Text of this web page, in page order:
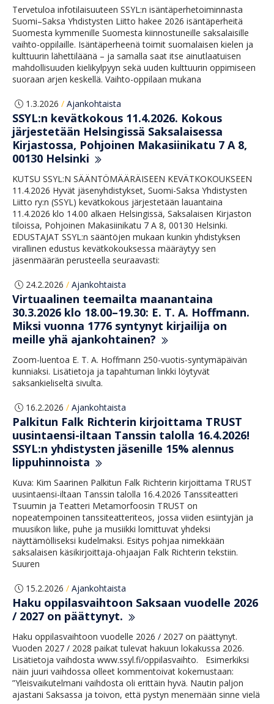
Tervetuloa infotilaisuuteen SSYL:n isäntäperhetoiminnasta
Suomi–Saksa Yhdistysten Liitto hakee 2026 isäntäperheitä
Suomesta kymmenille Suomesta kiinnostuneille saksalaisille
vaihto-oppilaille. Isäntäperheenä toimit suomalaisen kielen ja
kulttuurin lähettiläänä – ja samalla saat itse ainutlaatuisen
mahdollisuuden kielikylpyyn sekä uuden kulttuurin oppimiseen
suoraan arjen keskellä. Vaihto-oppilaan mukana
1.3.2026/ Ajankohtaista
SSYL:n kevätkokous 11.4.2026. Kokous
järjestetään Helsingissä Saksalaisessa
Kirjastossa, Pohjoinen Makasiinikatu 7 A 8,
00130 Helsinki
KUTSU SSYL:N SÄÄNTÖMÄÄRÄISEEN KEVÄTKOKOUKSEEN
11.4.2026 Hyvät jäsenyhdistykset, Suomi-Saksa Yhdistysten
Liitto ry:n (SSYL) kevätkokous järjestetään lauantaina
11.4.2026 klo 14.00 alkaen Helsingissä, Saksalaisen Kirjaston
tiloissa, Pohjoinen Makasiinikatu 7 A 8, 00130 Helsinki.
EDUSTAJAT SSYL:n sääntöjen mukaan kunkin yhdistyksen
virallinen edustus kevätkokouksessa määräytyy sen
jäsenmäärän perusteella seuraavasti:
24.2.2026/ Ajankohtaista
Virtuaalinen teemailta maanantaina
30.3.2026 klo 18.00–19.30: E. T. A. Hoffmann.
Miksi vuonna 1776 syntynyt kirjailija on
meille yhä ajankohtainen?
Zoom-luentoa E. T. A. Hoffmann 250-vuotis-syntymäpäivän
kunniaksi. Lisätietoja ja tapahtuman linkki löytyvät
saksankieliseltä sivulta.
16.2.2026/ Ajankohtaista
Palkitun Falk Richterin kirjoittama TRUST
uusintaensi-iltaan Tanssin talolla 16.4.2026!
SSYL:n yhdistysten jäsenille 15% alennus
lippuhinnoista
Kuva: Kim Saarinen Palkitun Falk Richterin kirjoittama TRUST
uusintaensi-iltaan Tanssin talolla 16.4.2026 Tanssiteatteri
Tsuumin ja Teatteri Metamorfoosin TRUST on
nopeatempoinen tanssiteatteriteos, jossa viiden esiintyjän ja
muusikon liike, puhe ja musiikki lomittuvat yhdeksi
näyttämölliseksi kudelmaksi. Esitys pohjaa nimekkään
saksalaisen käsikirjoittaja-ohjaajan Falk Richterin tekstiin.
Suuren
15.2.2026/ Ajankohtaista
Haku oppilasvaihtoon Saksaan vuodelle 2026
/ 2027 on päättynyt.
Haku oppilasvaihtoon vuodelle 2026 / 2027 on päättynyt.
Vuoden 2027 / 2028 paikat tulevat hakuun lokakussa 2026.
Lisätietoja vaihdosta www.ssyl.fi/oppilasvaihto. Esimerkiksi
näin juuri vaihdossa olleet kommentoivat kokemustaan:
”Yleisvaikutelmani vaihdosta oli erittäin hyvä. Nautin paljon
ajastani Saksassa ja toivon, että pystyn menemään sinne vielä